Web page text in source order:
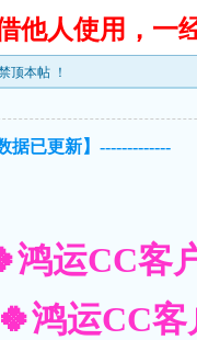
人使用，一
顶本帖 ！
据已更新】-------------
鸿运CC客
鸿运CC客